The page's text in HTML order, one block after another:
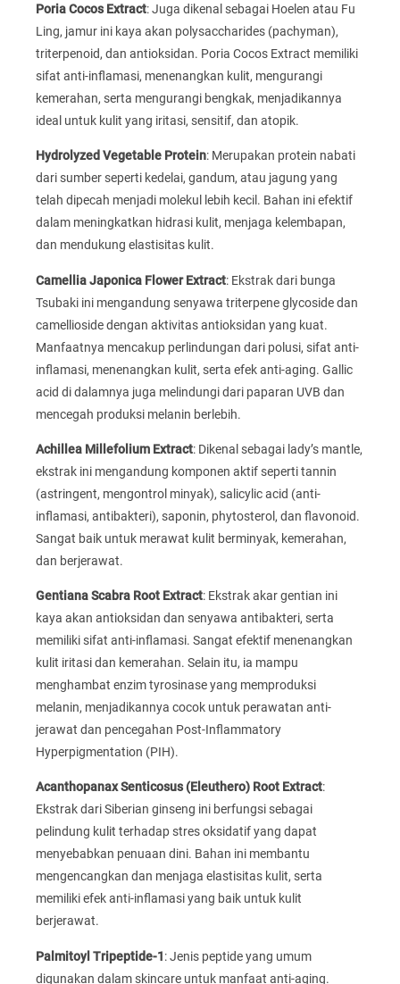
Poria Cocos Extract: Juga dikenal sebagai Hoelen atau Fu
Ling, jamur ini kaya akan polysaccharides (pachyman),
triterpenoid, dan antioksidan. Poria Cocos Extract memiliki
sifat anti-inflamasi, menenangkan kulit, mengurangi
kemerahan, serta mengurangi bengkak, menjadikannya
ideal untuk kulit yang iritasi, sensitif, dan atopik.
Hydrolyzed Vegetable Protein: Merupakan protein nabati
dari sumber seperti kedelai, gandum, atau jagung yang
telah dipecah menjadi molekul lebih kecil. Bahan ini efektif
dalam meningkatkan hidrasi kulit, menjaga kelembapan,
dan mendukung elastisitas kulit.
Camellia Japonica Flower Extract: Ekstrak dari bunga
Tsubaki ini mengandung senyawa triterpene glycoside dan
camellioside dengan aktivitas antioksidan yang kuat.
Manfaatnya mencakup perlindungan dari polusi, sifat anti-
inflamasi, menenangkan kulit, serta efek anti-aging. Gallic
acid di dalamnya juga melindungi dari paparan UVB dan
mencegah produksi melanin berlebih.
Achillea Millefolium Extract: Dikenal sebagai lady’s mantle,
ekstrak ini mengandung komponen aktif seperti tannin
(astringent, mengontrol minyak), salicylic acid (anti-
inflamasi, antibakteri), saponin, phytosterol, dan flavonoid.
Sangat baik untuk merawat kulit berminyak, kemerahan,
dan berjerawat.
Gentiana Scabra Root Extract: Ekstrak akar gentian ini
kaya akan antioksidan dan senyawa antibakteri, serta
memiliki sifat anti-inflamasi. Sangat efektif menenangkan
kulit iritasi dan kemerahan. Selain itu, ia mampu
menghambat enzim tyrosinase yang memproduksi
melanin, menjadikannya cocok untuk perawatan anti-
jerawat dan pencegahan Post-Inflammatory
Hyperpigmentation (PIH).
Acanthopanax Senticosus (Eleuthero) Root Extract:
Ekstrak dari Siberian ginseng ini berfungsi sebagai
pelindung kulit terhadap stres oksidatif yang dapat
menyebabkan penuaan dini. Bahan ini membantu
mengencangkan dan menjaga elastisitas kulit, serta
memiliki efek anti-inflamasi yang baik untuk kulit
berjerawat.
Palmitoyl Tripeptide-1: Jenis peptide yang umum
digunakan dalam skincare untuk manfaat anti-aging.